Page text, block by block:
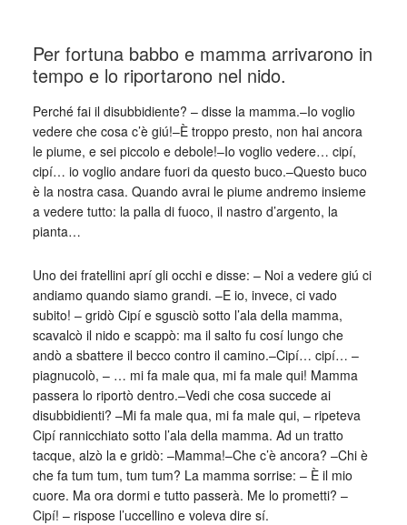
Per fortuna babbo e mamma arrivarono in
tempo e lo riportarono nel nido.
Perché fai il disubbidiente? – disse la mamma.–Io voglio
vedere che cosa c’è giú!–È troppo presto, non hai ancora
le piume, e sei piccolo e debole!–Io voglio vedere… cipí,
cipí… io voglio andare fuori da questo buco.–Questo buco
è la nostra casa. Quando avrai le piume andremo insieme
a vedere tutto: la palla di fuoco, il nastro d’argento, la
pianta…
Uno dei fratellini aprí gli occhi e disse: – Noi a vedere giú ci
andiamo quando siamo grandi. –E io, invece, ci vado
subito! – gridò Cipí e sgusciò sotto l’ala della mamma,
scavalcò il nido e scappò: ma il salto fu cosí lungo che
andò a sbattere il becco contro il camino.–Cipí… cipí… –
piagnucolò, – … mi fa male qua, mi fa male qui! Mamma
passera lo riportò dentro.–Vedi che cosa succede ai
disubbidienti? –Mi fa male qua, mi fa male qui, – ripeteva
Cipí rannicchiato sotto l’ala della mamma. Ad un tratto
tacque, alzò la e gridò: –Mamma!–Che c’è ancora? –Chi è
che fa tum tum, tum tum? La mamma sorrise: – È il mio
cuore. Ma ora dormi e tutto passerà. Me lo prometti? –
Cipí! – rispose l’uccellino e voleva dire sí.